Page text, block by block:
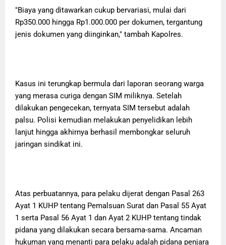
"Biaya yang ditawarkan cukup bervariasi, mulai dari
Rp350.000 hingga Rp1.000.000 per dokumen, tergantung
jenis dokumen yang diinginkan," tambah Kapolres.
Kasus ini terungkap bermula dari laporan seorang warga
yang merasa curiga dengan SIM miliknya. Setelah
dilakukan pengecekan, ternyata SIM tersebut adalah
palsu. Polisi kemudian melakukan penyelidikan lebih
lanjut hingga akhirnya berhasil membongkar seluruh
jaringan sindikat ini.
Atas perbuatannya, para pelaku dijerat dengan Pasal 263
Ayat 1 KUHP tentang Pemalsuan Surat dan Pasal 55 Ayat
1 serta Pasal 56 Ayat 1 dan Ayat 2 KUHP tentang tindak
pidana yang dilakukan secara bersama-sama. Ancaman
hukuman yang menanti para pelaku adalah pidana penjara